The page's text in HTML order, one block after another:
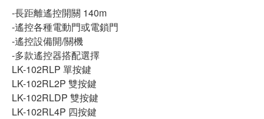
-長距離遙控開關 140m
-遙控各種電動門或電鎖門
-遙控設備開/關機
-多款遙控器搭配選擇
LK-102RLP 單按鍵
LK-102RL2P 雙按鍵
LK-102RLDP 雙按鍵
LK-102RL4P 四按鍵